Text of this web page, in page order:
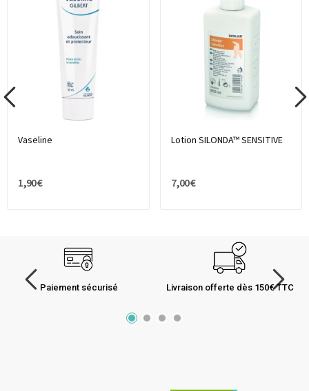
Vaseline
1,90 €
Lotion SILONDA™ SENSITIVE
7,00 €
Paiement sécurisé Livraison offerte dès 150€ TTC